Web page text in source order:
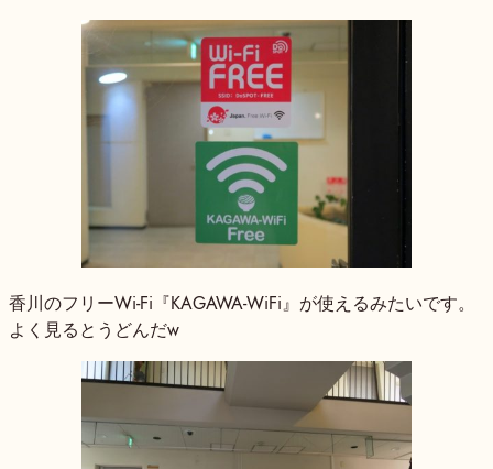
香川のフリーWi-Fi『KAGAWA-WiFi』が使えるみたいです。
よく見るとうどんだw